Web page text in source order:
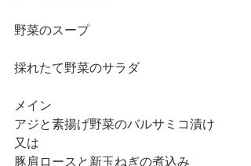
野菜のスープ
採れたて野菜のサラダ
メイン
アジと素揚げ野菜のバルサミコ漬け
又は
豚肩ロースと新玉ねぎの煮込み